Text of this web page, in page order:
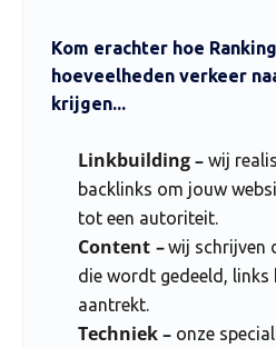
Kom erachter hoe
hoeveelheden verkeer
krijgen...
Linkbuilding – wij
backlinks om jouw
tot een autoriteit.
Content –wij schrijven
die wordt gedeeld, links
aantrekt.
Techniek – onze